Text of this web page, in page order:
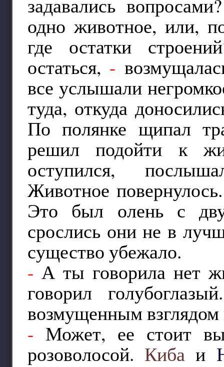
задавались
одно животное, или,
где остатки
остаться, -
все услышали
туда, откуда
По полянке щипал
решил подойти к
оступился,
Животное
Это был олень с
срослись они не в
существо убежало.
- А ты говорила нет
говорил
возмущенным
- Может, ее стоит
розоволосой. Киба и